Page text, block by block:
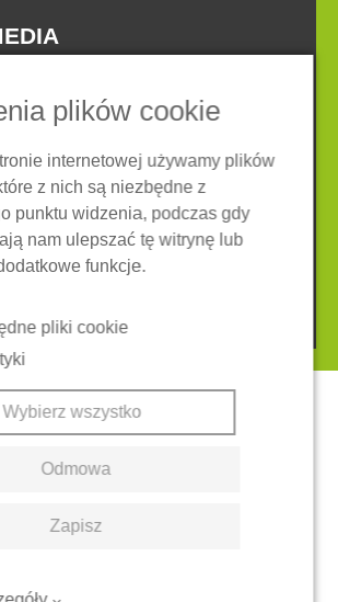
Ochrona danych
nieprawidłowości
Ciasteczka
plików cookie
internetowej używamy plików
z nich są niezbędne z
punktu widzenia, podczas gdy
nam ulepszać tę witrynę lub
funkcje.
pliki cookie
Wybierz wszystko
Odmowa
Zapisz